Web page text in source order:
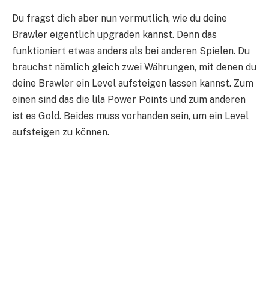
Du fragst dich aber nun vermutlich, wie du deine
Brawler eigentlich upgraden kannst. Denn das
funktioniert etwas anders als bei anderen Spielen. Du
brauchst nämlich gleich zwei Währungen, mit denen du
deine Brawler ein Level aufsteigen lassen kannst. Zum
einen sind das die lila Power Points und zum anderen
ist es Gold. Beides muss vorhanden sein, um ein Level
aufsteigen zu können.